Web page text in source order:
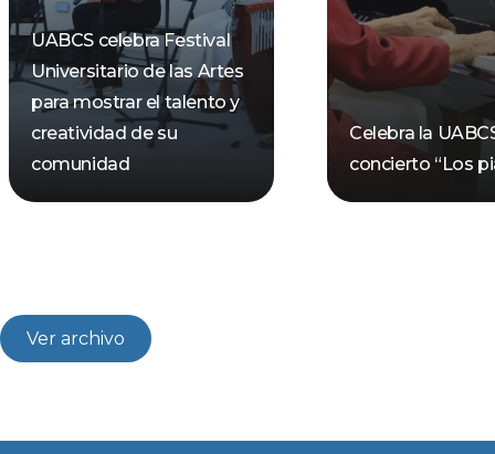
UABCS celebra Festival
Universitario de las Artes
para mostrar el talento y
creatividad de su
comunidad
Celebra la
concierto “Los
Ver archivo